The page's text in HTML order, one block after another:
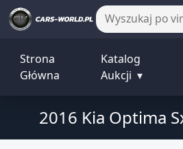
Strona
Główna
Katalog
Aukcji ▾
2016 Kia Optima